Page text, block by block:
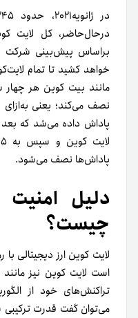
خواهد کشید تا تمام
مانند بیت کوین هر چهار
پاداش‌ها نصف می‌شود.
دلیل
چیست؟
لایت کوین ارز دیجیتالی
است لایت کوین نیز
می‌توان گفت قدرت ترکیبی